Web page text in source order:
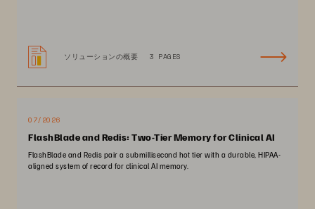
ソリューションの概要 3 PAGES
07/2026
FlashBlade and Redis: Two-Tier Memory for Clinical AI
FlashBlade and Redis pair a submillisecond hot tier with a durable, HIPAA-
aligned system of record for clinical AI memory.